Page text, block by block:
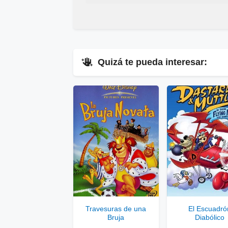
▷
▷
Quizá te pueda interesar:
Travesuras de una
Bruja
El
Diabólico